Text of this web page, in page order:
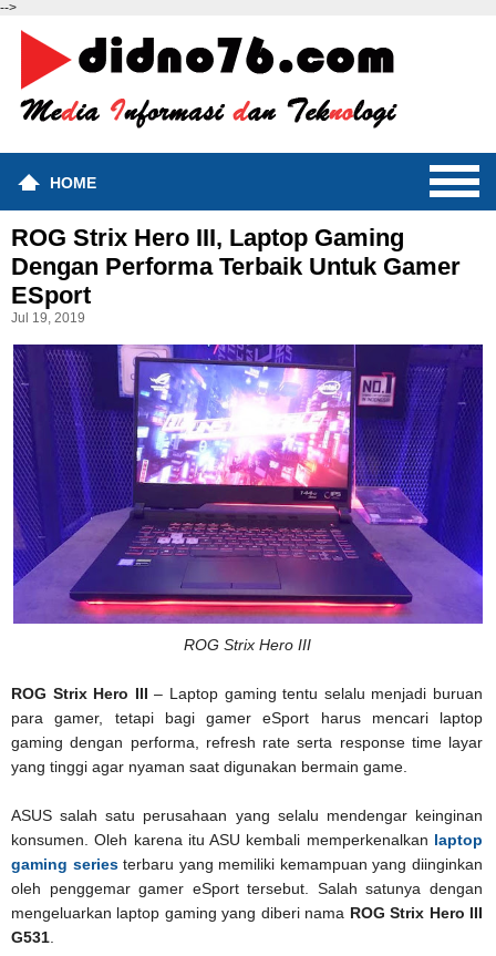
-->
HOME
ROG Strix Hero III, Laptop Gaming
Dengan Performa Terbaik Untuk Gamer
ESport
Jul 19, 2019
ROG Strix Hero III
ROG Strix Hero III – Laptop gaming tentu selalu menjadi buruan
para gamer, tetapi bagi gamer eSport harus mencari laptop
gaming dengan performa, refresh rate serta response time layar
yang tinggi agar nyaman saat digunakan bermain game.
ASUS salah satu perusahaan yang selalu mendengar keinginan
konsumen. Oleh karena itu ASU kembali memperkenalkan laptop
gaming seriesterbaru yang memiliki kemampuan yang diinginkan
oleh penggemar gamer eSport tersebut. Salah satunya dengan
mengeluarkan laptop gaming yang diberi nama ROG Strix Hero III
G531